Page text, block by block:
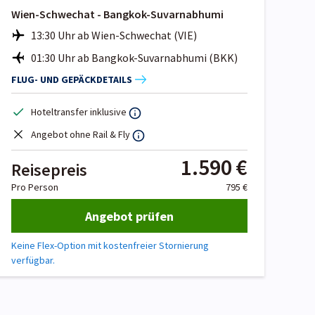
Wien-Schwechat - Bangkok-Suvarnabhumi
13:30 Uhr ab Wien-Schwechat (VIE)
01:30 Uhr ab Bangkok-Suvarnabhumi (BKK)
FLUG- UND GEPÄCKDETAILS
Hoteltransfer inklusive
Angebot ohne Rail & Fly
Reisepreis 1.590 €
Pro Person 795 €
Angebot prüfen
Keine Flex-Option mit kostenfreier Stornierung
verfügbar.